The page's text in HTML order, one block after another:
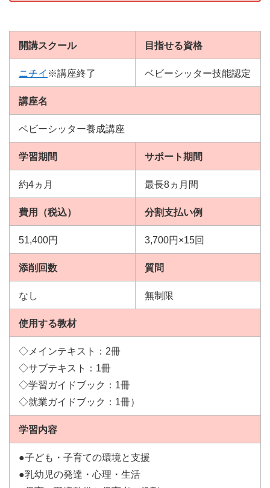
開講スクール 目指せる資格
ニチイ ※講座終了 ベビーシッター技能認定
講座名
ベビーシッター養成講座
学習期間 サポート期間
約4ヵ月 最長8ヵ月間
費用（税込） 分割支払い例
51,400円 3,700円×15回
添削回数 質問
なし 無制限
使用する教材
◇メインテキスト：2冊
◇サブテキスト：1冊
◇学習ガイドブック：1冊
◇就業ガイドブック：1冊）
学習内容
●子ども・子育ての環境と支援
●乳幼児の発達・心理・生活